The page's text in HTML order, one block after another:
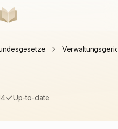
Up-to-date